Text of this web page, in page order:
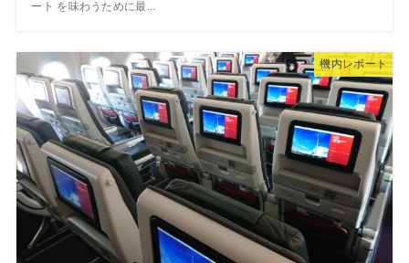
ート を味わうために最...
機内レポート